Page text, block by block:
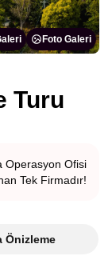
Foto Galeri
Turu
Operasyon Ofisi
Tek Firmadır!
Önizleme